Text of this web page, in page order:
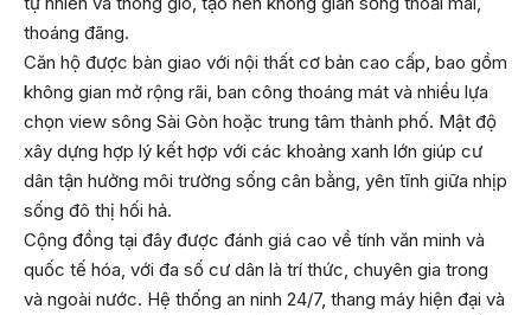
thoáng đãng.
Căn hộ được bàn giao với nội thất cơ bản cao cấp, bao gồm
không gian mở rộng rãi, ban công thoáng mát và nhiều lựa
chọn view sông Sài Gòn hoặc trung tâm thành phố. Mật độ
xây dựng hợp lý kết hợp với các khoảng xanh lớn giúp cư
dân tận hưởng môi trường sống cân bằng, yên tĩnh giữa nhịp
sống đô thị hối hả.
Cộng đồng tại đây được đánh giá cao về tính văn minh và
quốc tế hóa, với đa số cư dân là trí thức, chuyên gia trong
và ngoài nước. Hệ thống an ninh 24/7, thang máy hiện đại và